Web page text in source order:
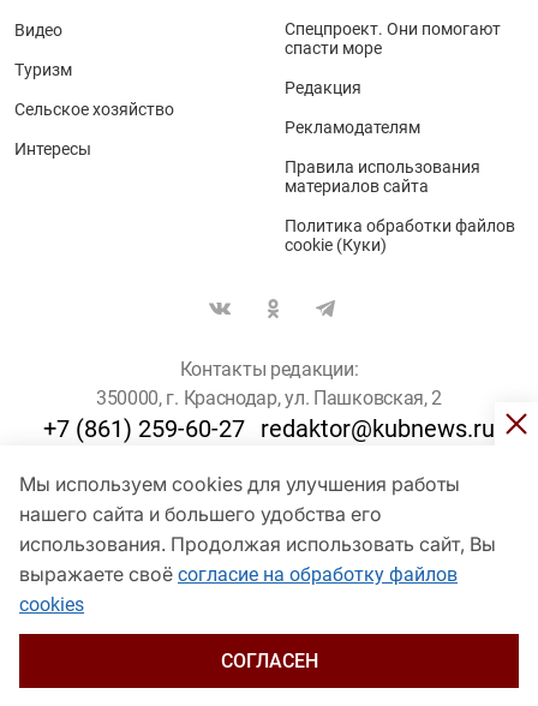
Мы используем cookies для улучшения работы
нашего сайта и большего удобства его
использования. Продолжая использовать сайт, Вы
выражаете своё согласие на обработку файлов
cookies
СОГЛАСЕН
Видео
Туризм
Сельское хозяйство
Интересы
Спецпроект. Они помогают
спасти море
Редакция
Рекламодателям
Правила использования
материалов сайта
Политика обработки файлов
cookie (Куки)
Контакты редакции:
350000, г. Краснодар, ул. Пашковская, 2
+7 (861) 259-60-27 redaktor@kubnews.ru
Для пользователей старше 16 лет
© Кубанские Новости, 2017
Сетевое издание «kubnews» зарегистрировано Федеральной
службой по надзору в сфере связи, информационных технологий
и массовых коммуникаций (Роскомнадзор). Регистрационный
Пашковская, 2). Главный редактор – Филиппов О. Ю.